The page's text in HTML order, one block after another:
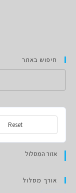
חיפוש באתר
Reset
אזור המסלול
אורך מסלול